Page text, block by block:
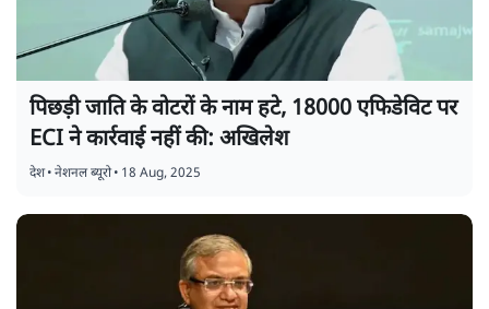
पिछड़ी जाति के वोटरों के नाम हटे, 18000 एफिडेविट पर
ECI ने कार्रवाई नहीं की: अखिलेश
देश•नेशनल ब्यूरो• 18 Aug, 2025